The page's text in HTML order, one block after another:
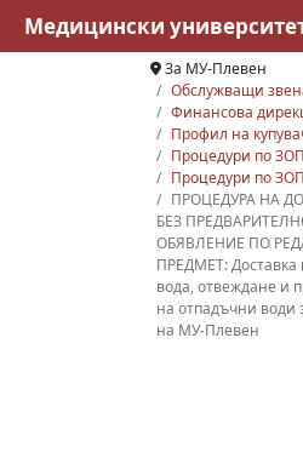
За МУ-Плевен
Обслужващи
Финансова
Профил на
Процедури по ЗОП
Процедури по
ПРОЦЕДУРА НА
БЕЗ
ОБЯВЛЕНИЕ ПО
ПРЕДМЕТ: Доставка
вода, отвеждане и
на отпадъчни води
на МУ-Плевен
Медицински